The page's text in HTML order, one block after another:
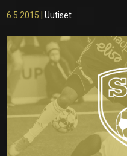
6.5.2015 |Uutiset